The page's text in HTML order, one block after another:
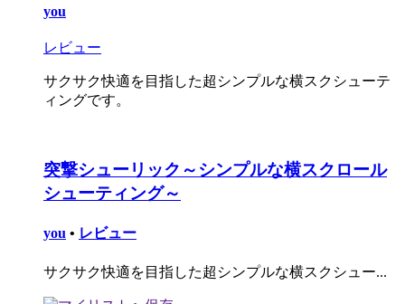
you
レビュー
サクサク快適を目指した超シンプルな横スクシューテ
ィングです。
突撃シューリック～シンプルな横スクロール
シューティング～
you • レビュー
サクサク快適を目指した超シンプルな横スクシュー...